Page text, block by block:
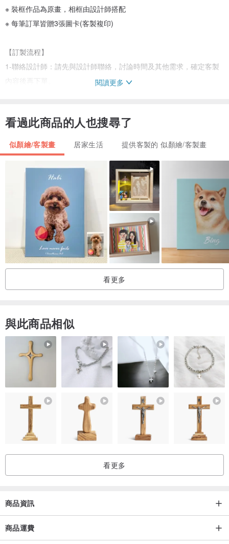
※ 裝框作品為原畫，相框由設計師搭配
※ 每筆訂單皆贈3張圖卡(客製複印)
【訂製流程】
1-聯絡設計師：請先與設計師聯絡，討論時間及其他需求，確定客製
內容後再下單。
3-開始繪製：設計師開始繪製後，照片及內容將不得再更改。
早交稿。
5-急件與海外訂單：如有急件或海外訂單請提早告知。
【注意事項】
● 請至少預留「兩週」的製作時間
● 排單按照「下單順序」（非聯絡順序）
● 客製化商品開始製作後，無法取消訂單
● 圖像原稿一律不得重製或用於商業用途
● 版權歸設計師所有，僅用於品牌宣傳用途（如希望不被用於宣傳，
● 依賣場定價為主
● 寵物、背景等，另確認討論加價
由於手繪媒材特性，還請諒解無法提供後續修改、調整及退換貨，喜
歡菜包的風格再下單唷！
📩 有任何問題或特殊需求，隨時聯繫野菜文創！(≧▽≦)
閱讀更多
看過此商品的人也搜尋了
似顏繪/客製畫 居家生活 提供客製的 似顏繪/客製畫
看更多
與此商品相似
看更多
商品資訊
商品運費